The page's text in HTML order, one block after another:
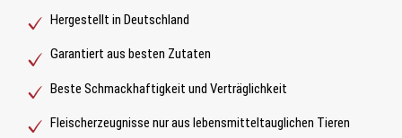
Hergestellt in Deutschland
Garantiert aus besten Zutaten
Beste Schmackhaftigkeit und Verträglichkeit
Fleischerzeugnisse nur aus lebensmitteltauglichen Tieren